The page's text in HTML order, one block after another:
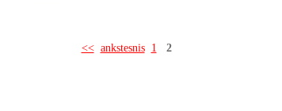
<< ankstesnis 1 2